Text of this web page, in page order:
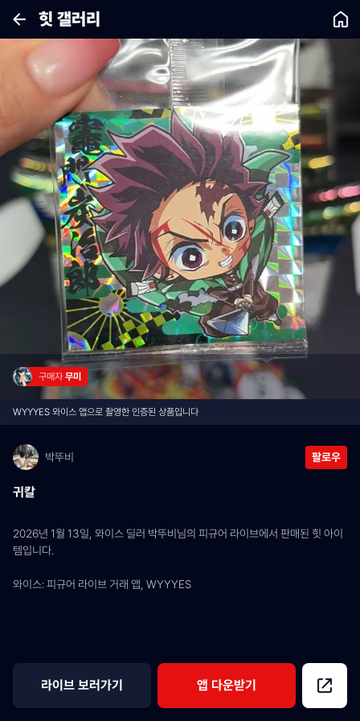
힛 갤러리
구매자 무미
WYYYES 와이스 앱으로 촬영한 인증된 상품입니다
박뚜비 팔로우
귀칼
2026년 1월 13일, 와이스 딜러 박뚜비님의 피규어 라이브에서 판매된 힛 아이
템입니다.
와이스: 피규어 라이브 거래 앱, WYYYES
라이브 보러가기 앱 다운받기